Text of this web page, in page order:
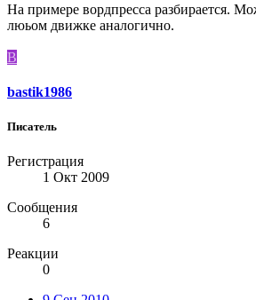
На примере вордпресса разбирается.
люьом движке аналогично.
B
bastik1986
Писатель
Регистрация
1 Окт 2009
Сообщения
6
Реакции
0